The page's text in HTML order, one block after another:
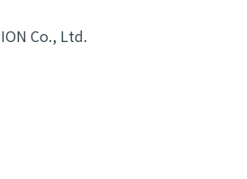
Co., Ltd.